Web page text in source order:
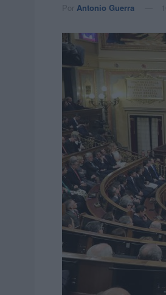
Por Antonio Guerra